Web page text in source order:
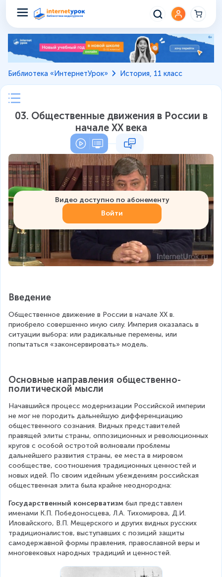
Библиотека «ИнтернетУрок» История, 11 класс
03. Общественные движения в России в
начале XX века
Видео доступно по абонементу
Войти
Введение
Общественное движение в России в начале XX в.
приобрело совершенно иную силу. Империя оказалась в
ситуации выбора: или радикальные перемены, или
попытаться «законсервировать» модель.
Основные направления общественно-
политической мысли
Начавшийся процесс модернизации Российской империи
не мог не породить дальнейшую дифференциацию
общественного сознания. Видных представителей
правящей элиты страны, оппозиционных и революционных
кругов с особой остротой волновали проблемы
дальнейшего развития страны, ее места в мировом
сообществе, соотношения традиционных ценностей и
новых идей. По своим идейным убеждениям российская
общественная элита была крайне неоднородна:
Государственный консерватизм был представлен
именами К.П. Победоносцева, Л.А. Тихомирова, Д.И.
Иловайского, В.П. Мещерского и других видных русских
традиционалистов, выступавших с позиций защиты
самодержавной формы правления, православной веры и
многовековых народных традиций и ценностей.